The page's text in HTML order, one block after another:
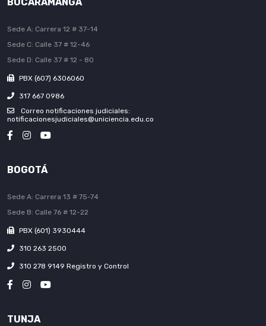
Sede A: Carrera 12 # 37-14
Sede C: Calle 37 # 12-46
Sede D: Calle 37 # 12 - 80
PBX (607) 6306060
317 667 0986
Correo notificaciones judiciales:
notificacionesjudiciales@uniciencia.edu.co
BOGOTÁ
Sede A: Carrera 13 # 75-74
Sede B: Calle 76 # 12-22
PBX (601) 3930444
310 263 2500
310 278 9149 Registro y Control
TUNJA